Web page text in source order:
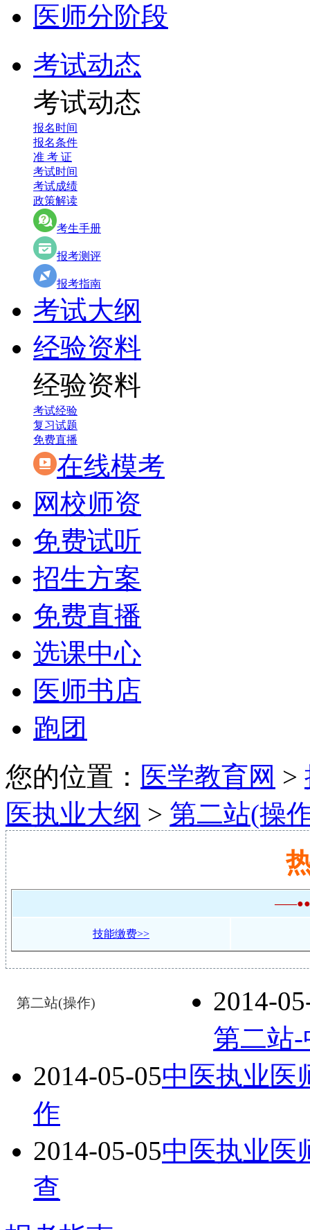
医师分阶段
考试动态
考试动态
报名时间
报名条件
准 考 证
考试时间
考试成绩
政策解读
考生手册
报考测评
报考指南
考试大纲
经验资料
经验资料
考试经验
复习试题
免费直播
在线模考
网校师资
免费试听
招生方案
免费直播
选课中心
医师书店
跑团
您的位置： 医学教育网 >
医执业大纲 > 第二站(操
技能缴费>>
第二站(操作)
2014-
第二站
2014-05-05中医执业医
作
2014-05-05中医执业医
查